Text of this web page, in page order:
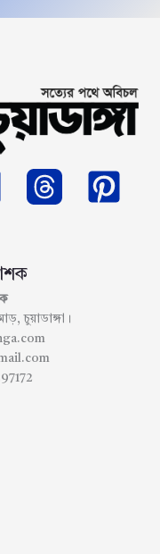
চুয়াডাঙ্গা।